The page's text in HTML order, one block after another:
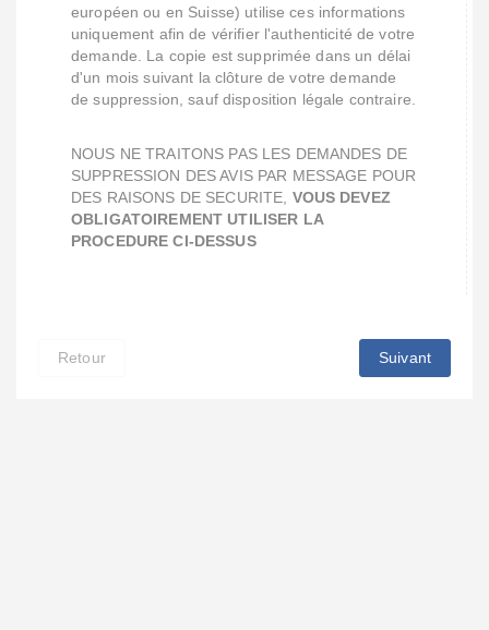
européen ou en Suisse) utilise ces informations
uniquement afin de vérifier l'authenticité de votre
demande. La copie est supprimée dans un délai
d'un mois suivant la clôture de votre demande
de suppression, sauf disposition légale contraire.
NOUS NE TRAITONS PAS LES DEMANDES DE
SUPPRESSION DES AVIS PAR MESSAGE POUR
DES RAISONS DE SECURITE, VOUS DEVEZ
OBLIGATOIREMENT UTILISER LA
PROCEDURE CI-DESSUS
Suivant
Retour